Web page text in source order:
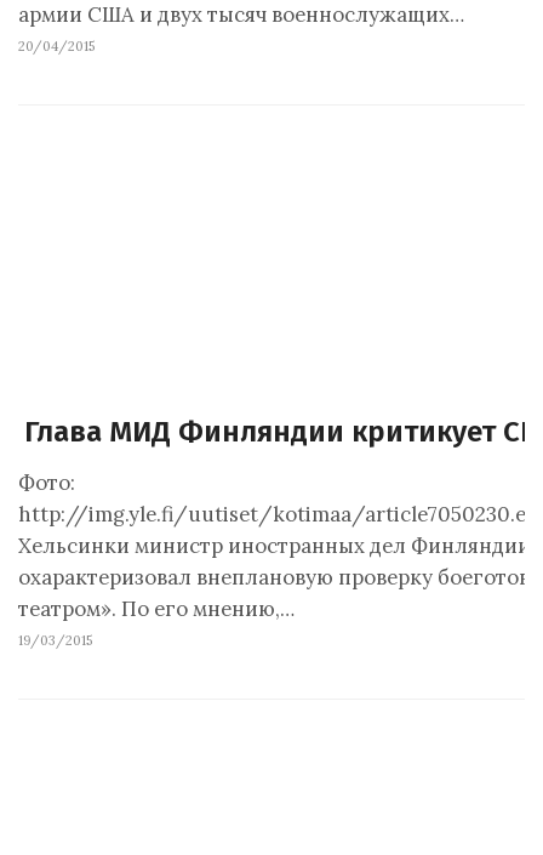
армии США и двух тысяч военнослужащих…
20/04/2015
Глава МИД Финляндии критикует
Фото:
http://img.yle.fi/uutiset/kotimaa/
Хельсинки министр иностранных дел Финляндии
охарактеризовал внеплановую проверку
театром». По его мнению,…
19/03/2015